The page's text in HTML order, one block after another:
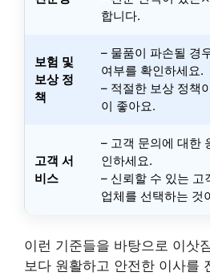
합니다.
보험 및
보상 정
책
– 물품이 파손될 경
여부를 확인하세요.
– 적절한 보상 정책
이 좋아요.
고객 서
비스
– 고객 문의에 대한
인하세요.
– 신뢰할 수 있는 고
업체를 선택하는 것
이런 기준들을 바탕으로 이삿
보다 원활하고 안전한 이사를